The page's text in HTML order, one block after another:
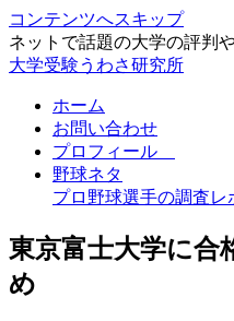
コンテンツへスキップ
ネットで話題の大学の評判
大学受験うわさ研究所
ホーム
お問い合わせ
プロフィール
野球ネタ
プロ野球選手の調査レ
東京富士大学に合
め